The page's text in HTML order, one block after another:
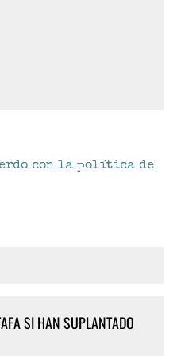
con la política de
SI HAN SUPLANTADO